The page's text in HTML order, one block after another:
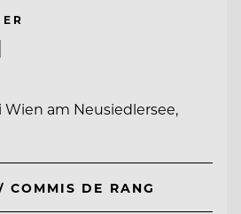
Wien am Neusiedlersee,
COMMIS DE RANG